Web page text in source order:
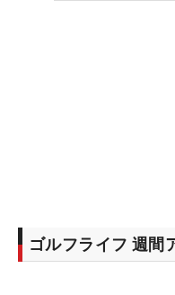
ゴルフライフ 週間